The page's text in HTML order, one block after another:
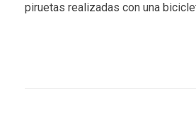
piruetas realizadas con una